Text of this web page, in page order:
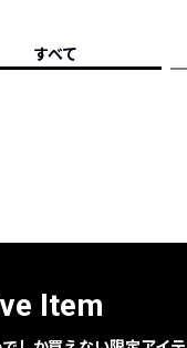
人
フ
すべて
Item